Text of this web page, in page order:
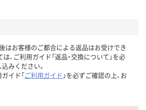
後はお客様のご都合による返品はお受けでき
、ご利用ガイド「返品・交換について」を必
みください。
イド「ご利用ガイド 」を必ずご確認の上、お